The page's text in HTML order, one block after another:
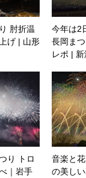
肘折温
げ | 山形
今年は2
長岡ま
レポ |
り トロ
｜岩手
音楽と
の美し